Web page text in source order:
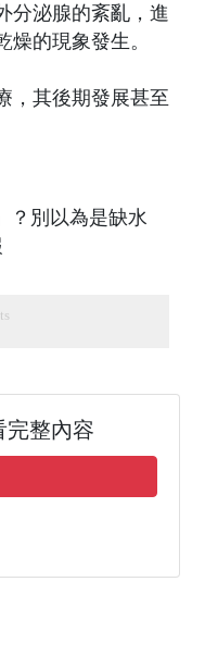
分泌腺的紊亂，進
的現象發生。
，其後期發展甚至
完整內容